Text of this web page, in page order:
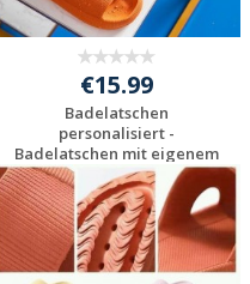
€15.99
Badelatschen
personalisiert -
Badelatschen mit eigenem
...
Individuelles
Angebot anfordern